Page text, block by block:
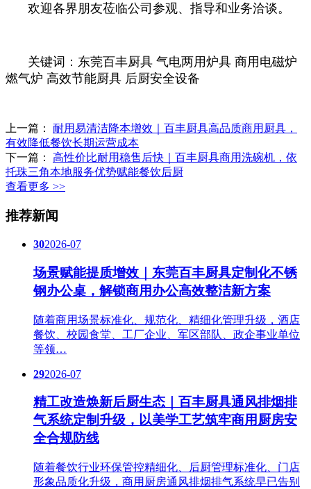
欢迎各界朋友莅临公司参观、指导和业务洽谈。
关键词：东莞百丰厨具 气电两用炉具 商用电磁炉
燃气炉 高效节能厨具 后厨安全设备
上一篇： 耐用易清洁降本增效｜百丰厨具高品质商用厨具，
有效降低餐饮长期运营成本
下一篇： 高性价比耐用稳售后快｜百丰厨具商用洗碗机，依
托珠三角本地服务优势赋能餐饮后厨
查看更多 >>
推荐新闻
302026-07
场景赋能提质增效｜东莞百丰厨具定制化不锈
钢办公桌，解锁商用办公高效整洁新方案
随着商用场景标准化、规范化、精细化管理升级，酒店
餐饮、校园食堂、工厂企业、军区部队、政企事业单位
等领…
292026-07
精工改造焕新后厨生态｜百丰厨具通风排烟排
气系统定制升级，以美学工艺筑牢商用厨房安
全合规防线
随着餐饮行业环保管控精细化、后厨管理标准化、门店
形象品质化升级，商用厨房通风排烟排气系统早已告别